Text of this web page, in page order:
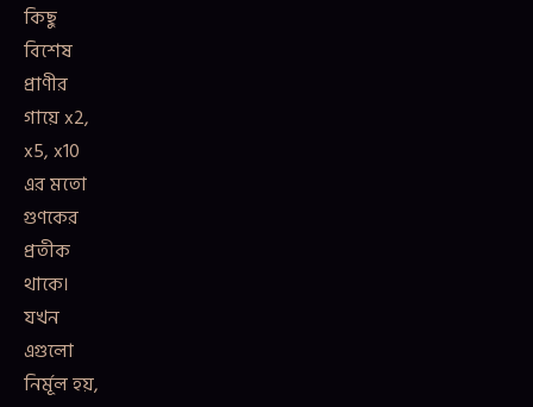
কিছু
বিশেষ
প্রাণীর
গায়ে x2,
x5, x10
এর মতো
গুণকের
প্রতীক
থাকে।
যখন
এগুলো
নির্মূল হয়,